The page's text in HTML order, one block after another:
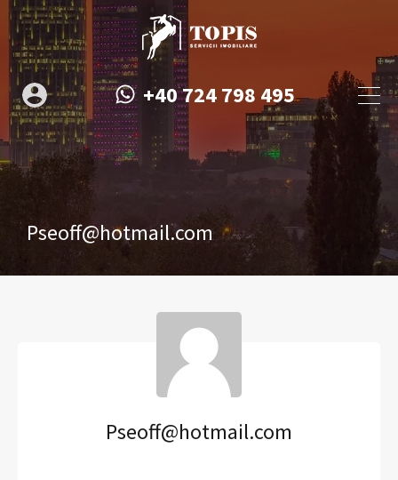
+40 724 798 495
Pseoff@hotmail.com
Pseoff@hotmail.com